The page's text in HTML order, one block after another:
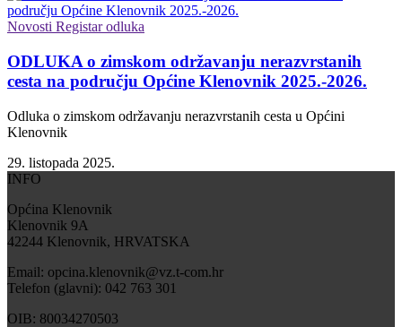
Novosti Registar odluka
ODLUKA o zimskom održavanju nerazvrstanih
cesta na području Općine Klenovnik 2025.-2026.
Odluka o zimskom održavanju nerazvrstanih cesta u Općini
Klenovnik
29. listopada 2025.
INFO
Općina Klenovnik
Klenovnik 9A
42244 Klenovnik, HRVATSKA
Email: opcina.klenovnik@vz.t-com.hr
Telefon (glavni): 042 763 301
OIB: 80034270503